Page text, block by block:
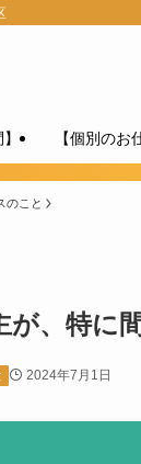
【個別のお
のこと
が、特に
2024年7月1日